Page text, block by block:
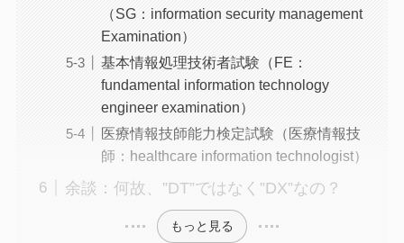
（SG：information security management
Examination）
基本情報処理技術者試験（FE：
fundamental information technology
engineer examination）
医療情報技師能⼒検定試験（医療情報技
師：healthcare information technologist）
余談：何故、”DT”ではなく”DX”なの？
もっと見る